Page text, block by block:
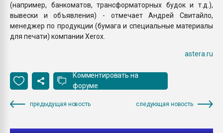
(например, банкоматов, трансформаторных будок и т.д.),
вывески и объявления) - отмечает Андрей Свитайло,
менеджер по продукции (бумага и специальные материалы
для печати) компании Xerox.
astera.ru
Комментировать на
форуме
предыдущая новость следующая новость